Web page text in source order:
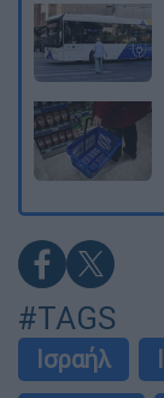
#TAGS
Ισραήλ